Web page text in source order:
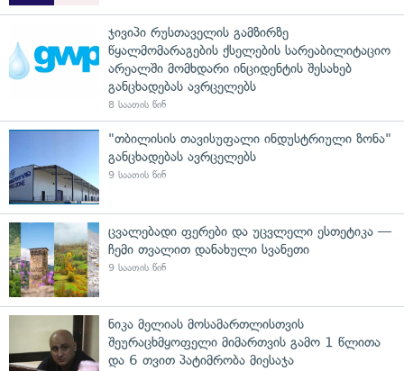
ჯივიპი რუსთაველის გამზირზე
წყალმომარაგების ქსელების სარეაბილიტაციო
არეალში მომხდარი ინციდენტის შესახებ
განცხადებას ავრცელებს
8 საათის წინ
"თბილისის თავისუფალი ინდუსტრიული ზონა"
განცხადებას ავრცელებს
9 საათის წინ
ცვალებადი ფერები და უცვლელი ესთეტიკა —
ჩემი თვალით დანახული სვანეთი
9 საათის წინ
ნიკა მელიას მოსამართლისთვის
შეურაცხმყოფელი მიმართვის გამო 1 წლითა
და 6 თვით პატიმრობა მიესაჯა